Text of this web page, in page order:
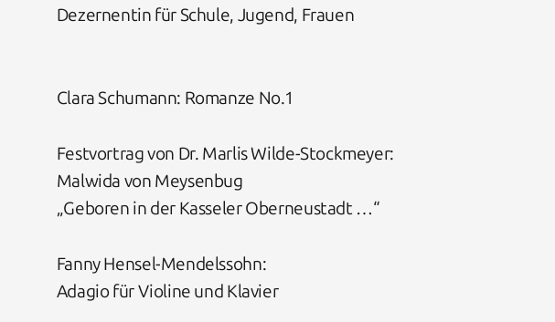
Dezernentin für Schule, Jugend, Frauen
Clara Schumann: Romanze No.1
Festvortrag von Dr. Marlis Wilde-Stockmeyer:
Malwida von Meysenbug
„Geboren in der Kasseler Oberneustadt …“
Fanny Hensel-Mendelssohn:
Adagio für Violine und Klavier